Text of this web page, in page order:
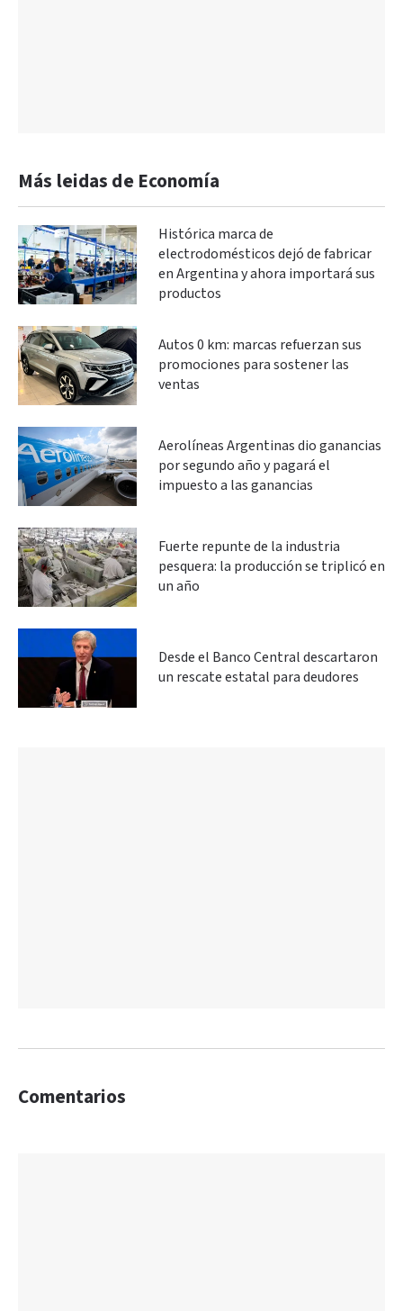
Más leidas de Economía
Histórica marca de
electrodomésticos dejó de fabricar
en Argentina y ahora importará sus
productos
Autos 0 km: marcas refuerzan sus
promociones para sostener las
ventas
Aerolíneas Argentinas dio ganancias
por segundo año y pagará el
impuesto a las ganancias
Fuerte repunte de la industria
pesquera: la producción se triplicó en
un año
Desde el Banco Central descartaron
un rescate estatal para deudores
Comentarios